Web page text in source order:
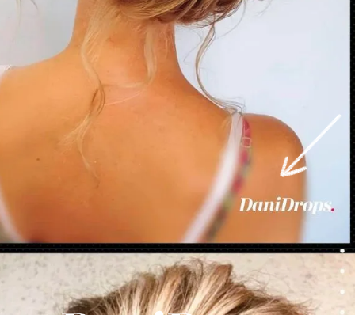
https://danidrops.com.br/tendencia-cabelo-loiro-2025/